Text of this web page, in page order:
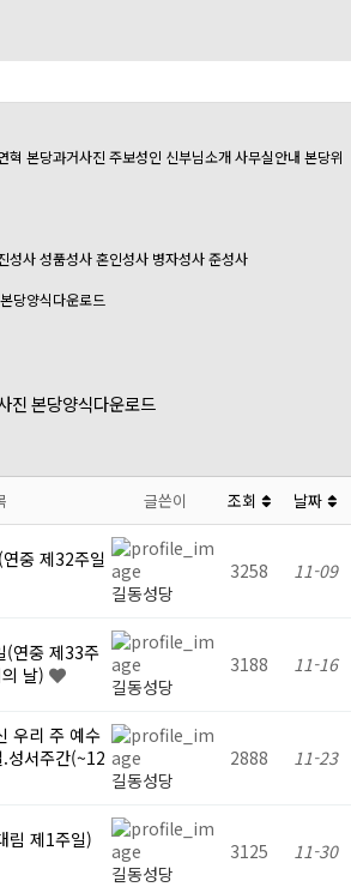
혁 본당과거사진 주보성인 신부님소개사무실안내 본당위
성사성품성사혼인성사 병자성사준성사
본당양식다운로드
진본당양식다운로드
글쓴이 조회 날짜
중 제32주일
길동성당
3258 11-09
(연중 제33주
날)
길동성당
3188 11-16
우리 주 예수
성서주간(~12
길동성당
2888 11-23
림 제1주일)
길동성당
3125 11-30